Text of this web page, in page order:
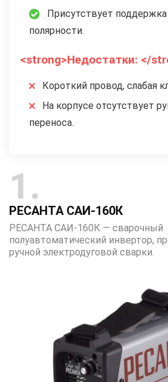
Присутствует
полярности.
<strong>Недостатки: </
Короткий провод, слабая
На корпусе отсутствует
переноса.
1
РЕСАНТА САИ-160К
РЕСАНТА САИ-160К — сварочный
полуавтоматический инвертор,
ручной электродуговой сварки.